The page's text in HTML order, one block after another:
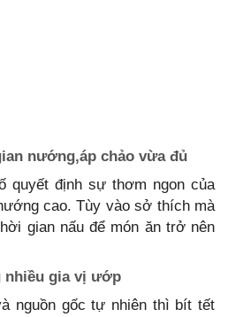
nướng,áp chảo vừa đủ
quyết định sự thơm ngon của
cao. Tùy vào sở thích mà
gian nấu để món ăn trở nên
nhiều gia vị ướp
nguồn gốc tự nhiên thì bít tết